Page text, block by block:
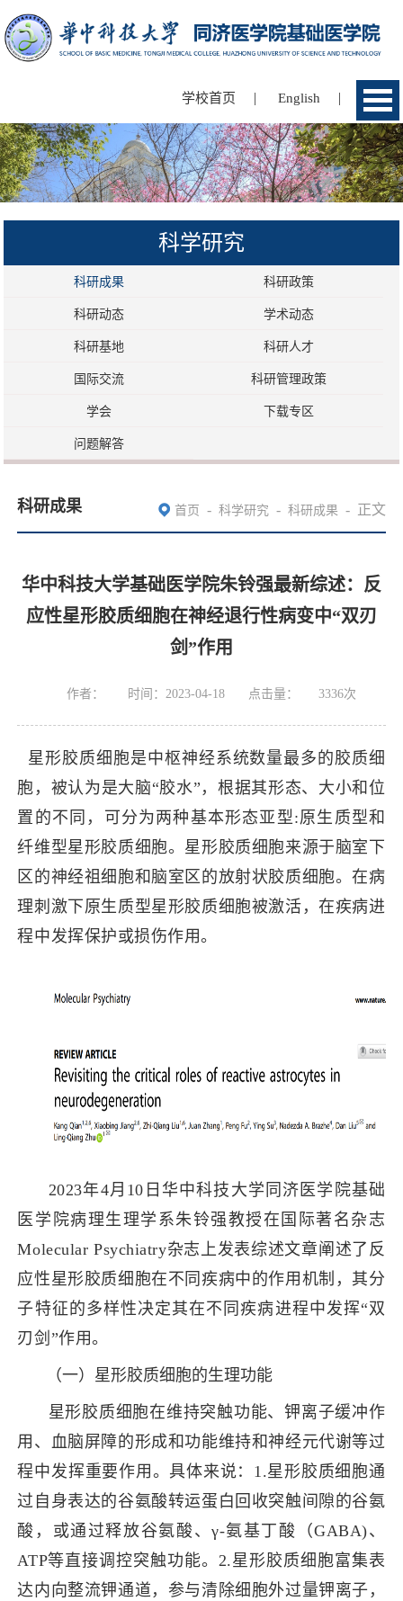
学校首页 | English |
科学研究
科研成果 科研政策
科研动态 学术动态
科研基地 科研人才
国际交流 科研管理政策
学会 下载专区
问题解答
科研成果 首页 - 科学研究 - 科研成果 - 正文
华中科技大学基础医学院朱铃强最新综述：反
应性星形胶质细胞在神经退行性病变中“双刃
剑”作用
作者： 时间：2023-04-18 点击量： 3336次
星形胶质细胞是中枢神经系统数量最多的胶质细
胞，被认为是大脑“胶水”，根据其形态、大小和位
置的不同，可分为两种基本形态亚型:原生质型和
纤维型星形胶质细胞。星形胶质细胞来源于脑室下
区的神经祖细胞和脑室区的放射状胶质细胞。在病
理刺激下原生质型星形胶质细胞被激活，在疾病进
程中发挥保护或损伤作用。
2023年4月10日华中科技大学同济医学院基础
医学院病理生理学系朱铃强教授在国际著名杂志
Molecular Psychiatry杂志上发表综述文章阐述了反
应性星形胶质细胞在不同疾病中的作用机制，其分
子特征的多样性决定其在不同疾病进程中发挥“双
刃剑”作用。
（一）星形胶质细胞的生理功能
星形胶质细胞在维持突触功能、钾离子缓冲作
用、血脑屏障的形成和功能维持和神经元代谢等过
程中发挥重要作用。 具体来说： 1.星形胶质细胞通
过自身表达的谷氨酸转运蛋白回收突触间隙的谷氨
酸，或通过释放谷氨酸 、γ-氨基丁酸（GABA)、
ATP等直接调控突触功能。 2.星形胶质细胞富集表
达内向整流钾通道，参与清除细胞外过量钾离子，